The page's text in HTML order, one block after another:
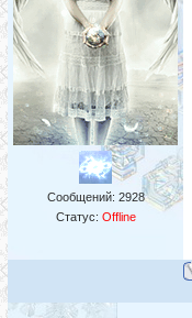
Сообщений: 2928
Статус: Offline